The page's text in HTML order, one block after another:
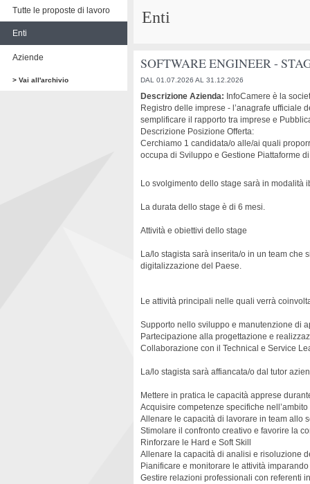
contenuto
Tutte le proposte di lavoro
Enti
Aziende
> Vai all'archivio
Enti
SOFTWARE ENGINEER -
DAL 01.07.2026 AL 31.12.2026
Descrizione Azienda: InfoCamere è la
Registro delle imprese - l’anagrafe ufficiale
semplificare il rapporto tra imprese e
Descrizione Posizione Offerta:
Cerchiamo 1 candidata/o alle/ai quali
occupa di Sviluppo e Gestione Piattaforme
Lo svolgimento dello stage sarà in modalità
La durata dello stage è di 6 mesi.
Attività e obiettivi dello stage
La/lo stagista sarà inserita/o in un team che
digitalizzazione del Paese.
Le attività principali nelle quali verrà
Supporto nello sviluppo e manutenzione di
Partecipazione alla progettazione e
Collaborazione con il Technical e Service
La/lo stagista sarà affiancata/o dal tutor
Mettere in pratica le capacità apprese
Acquisire competenze specifiche
Allenare le capacità di lavorare in team allo
Stimolare il confronto creativo e favorire la
Rinforzare le Hard e Soft Skill
Allenare la capacità di analisi e risoluzione
Pianificare e monitorare le attività
Gestire relazioni professionali con referenti